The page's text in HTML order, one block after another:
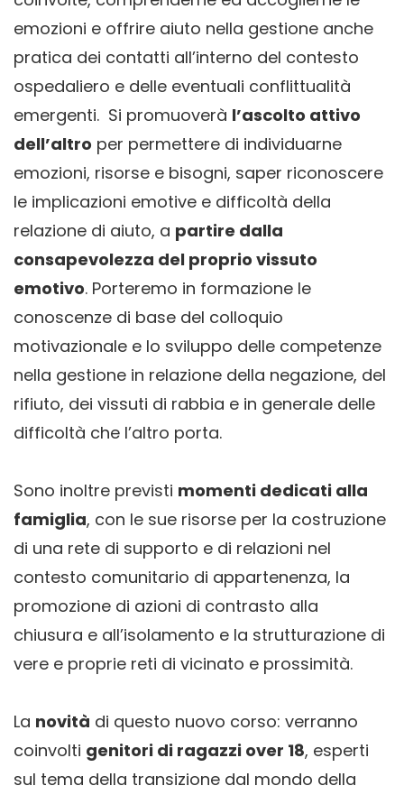
emozioni e offrire aiuto nella gestione anche
pratica dei contatti all’interno del contesto
ospedaliero e delle eventuali conflittualità
emergenti. Si promuoverà l’ascolto attivo
dell’altro per permettere di individuarne
emozioni, risorse e bisogni, saper riconoscere
le implicazioni emotive e difficoltà della
relazione di aiuto, a partire dalla
consapevolezza del proprio vissuto
emotivo. Porteremo in formazione le
conoscenze di base del colloquio
motivazionale e lo sviluppo delle competenze
nella gestione in relazione della negazione, del
rifiuto, dei vissuti di rabbia e in generale delle
difficoltà che l’altro porta.
Sono inoltre previsti momenti dedicati alla
famiglia, con le sue risorse per la costruzione
di una rete di supporto e di relazioni nel
contesto comunitario di appartenenza, la
promozione di azioni di contrasto alla
chiusura e all’isolamento e la strutturazione di
vere e proprie reti di vicinato e prossimità.
La novità di questo nuovo corso: verranno
coinvolti genitori di ragazzi over 18, esperti
sul tema della transizione dal mondo della